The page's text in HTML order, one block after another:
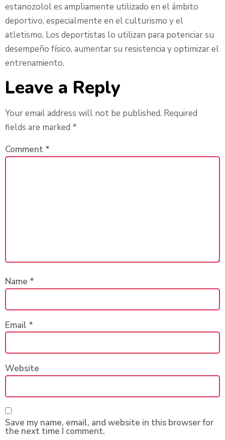
estanozolol es ampliamente utilizado en el ámbito
deportivo, especialmente en el culturismo y el
atletismo. Los deportistas lo utilizan para potenciar su
desempeño físico, aumentar su resistencia y optimizar el
entrenamiento.
Leave a Reply
Your email address will not be published. Required
fields are marked *
Comment *
Name *
Email *
Website
Save my name, email, and website in this browser for
the next time I comment.